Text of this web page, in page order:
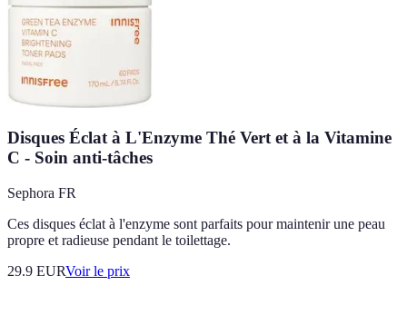
Disques Éclat à L'Enzyme Thé Vert et à la Vitamine
C - Soin anti-tâches
Sephora FR
Ces disques éclat à l'enzyme sont parfaits pour maintenir une peau
propre et radieuse pendant le toilettage.
29.9 EURVoir le prix